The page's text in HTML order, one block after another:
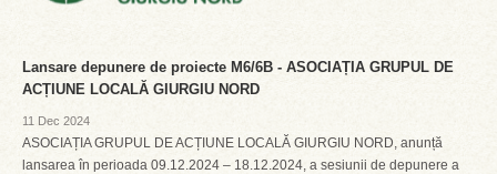
Lansare depunere de proiecte M6/6B - ASOCIAȚIA GRUPUL DE
ACȚIUNE LOCALĂ GIURGIU NORD
11 Dec 2024
ASOCIAȚIA GRUPUL DE ACȚIUNE LOCALĂ GIURGIU NORD, anunță
lansarea în perioada 09.12.2024 – 18.12.2024, a sesiunii de depunere a